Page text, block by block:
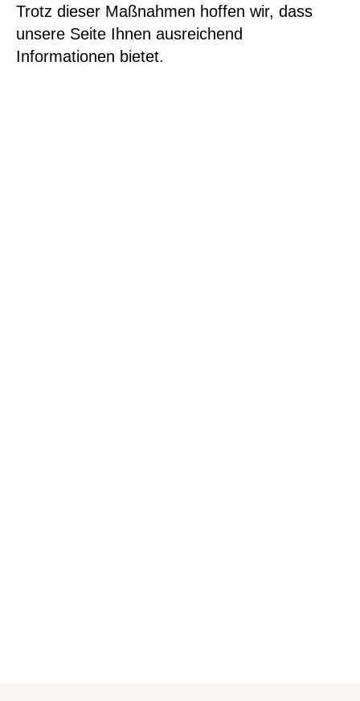
Trotz dieser Maßnahmen hoffen wir, dass
unsere Seite Ihnen ausreichend
Informationen bietet.